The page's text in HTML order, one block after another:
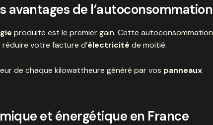
avantages de l’autoconsommation
produite est le premier gain. Cette autoconsommation
votre facture d’électricité de moitié.
de chaque kilowattheure généré par vos panneaux
et énergétique en France